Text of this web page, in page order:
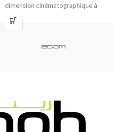
dimension cinématographique à
vos vidéos ! Grâce à sa